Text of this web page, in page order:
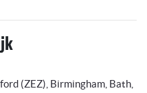
(ZEZ), Birmingham, Bath,